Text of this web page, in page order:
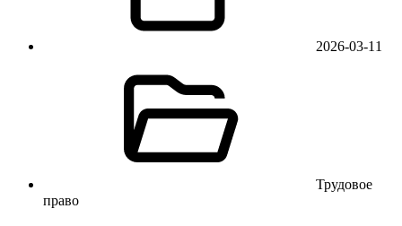
2026-03-11
Трудовое
право